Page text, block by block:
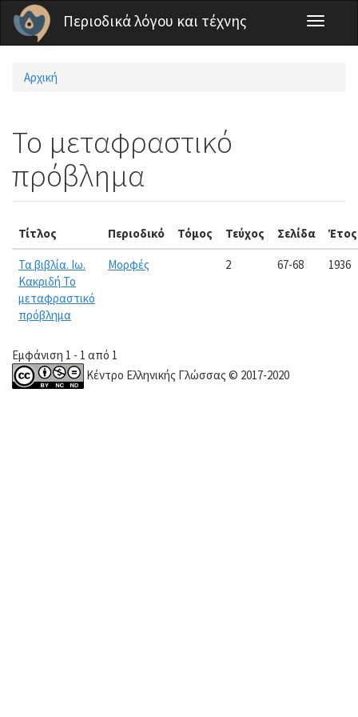
Παράκαμψη προς το κυρίως περιεχόμενο
Περιοδικά λόγου και τέχνης
Toggle
Είστε εδώ
Αρχική
Το μεταφραστικό
πρόβλημα
Τίτλος Περιοδικό Τόμος Τεύχος Σελίδα Έτος
Τα βιβλία. Ιω.
Κακριδή Το
μεταφραστικό
πρόβλημα
Μορφές 2 67-68 1936
Εμφάνιση 1 - 1 από 1
Κέντρο Ελληνικής Γλώσσας © 2017-2020